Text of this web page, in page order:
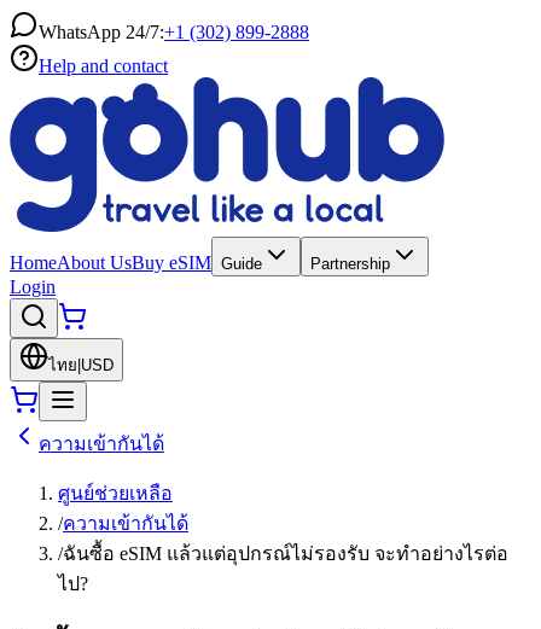
WhatsApp 24/7:+1 (302) 899-2888
Help and contact
HomeAbout UsBuy eSIM Guide Partnership
Login
ไทย USD
ความเข้ากันได้
ศูนย์ช่วยเหลือ
/ความเข้ากันได้
/ฉันซื้อ eSIM แล้วแต่อุปกรณ์ไม่รองรับ จะทำอย่างไรต่อ
ไป?